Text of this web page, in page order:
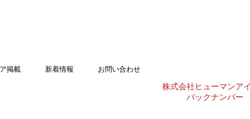
掲載 新着情報 お問い合わせ
株式会社ヒューマンア
バックナンバー